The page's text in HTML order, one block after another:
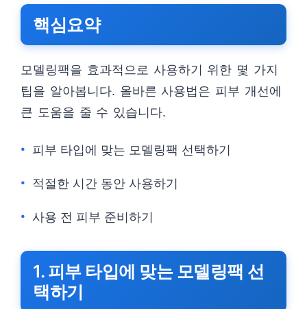
핵심요약
모델링팩을 효과적으로 사용하기 위한 몇 가지
팁을 알아봅니다. 올바른 사용법은 피부 개선에
큰 도움을 줄 수 있습니다.
피부 타입에 맞는 모델링팩 선택하기
적절한 시간 동안 사용하기
사용 전 피부 준비하기
1. 피부 타입에 맞는 모델링팩 선
택하기